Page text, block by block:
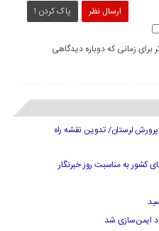
ارسال نظر پاک کردن !
برای زمانی که دوباره دیدگاهی
لرستان/ تدوین نقشه راه
کشور به مناسبت روز خبرنگار
ایمن‌سازی شد